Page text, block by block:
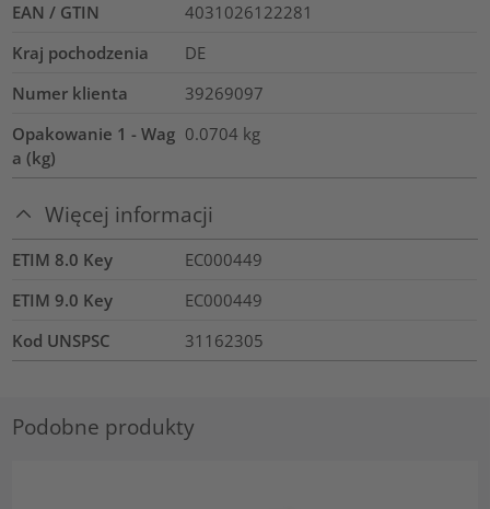
EAN / GTIN
4031026122281
Kraj pochodzenia
DE
Numer klienta
39269097
Opakowanie 1 - Wag
a (kg)
0.0704 kg
Więcej informacji
ETIM 8.0 Key
EC000449
ETIM 9.0 Key
EC000449
Kod UNSPSC
31162305
Podobne produkty